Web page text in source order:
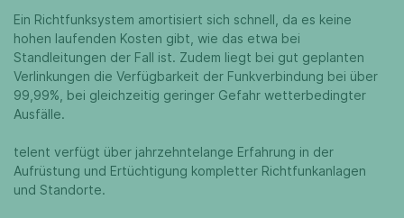
Ein Richtfunksystem amortisiert sich schnell, da es keine
hohen laufenden Kosten gibt, wie das etwa bei
Standleitungen der Fall ist. Zudem liegt bei gut geplanten
Verlinkungen die Verfügbarkeit der Funkverbindung bei über
99,99%, bei gleichzeitig geringer Gefahr wetterbedingter
Ausfälle.
telent verfügt über jahrzehntelange Erfahrung in der
Aufrüstung und Ertüchtigung kompletter Richtfunkanlagen
und Standorte.